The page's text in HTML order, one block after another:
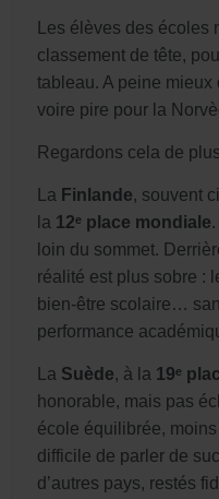
Les élèves des
classement de tête,
tableau. A peine
voire pire pour la
Regardons cela de
La Finlande, souvent
la 12ᵉ place mondiale
loin du sommet.
réalité est plus sobre :
bien-être scolaire…
performance
La Suède, à la 19ᵉ
honorable, mais pas
école équilibrée,
difficile de parler de
d’autres pays, restés